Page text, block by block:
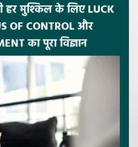
हर मुश्किल के लिए LUCK
OF CONTROL और
का पूरा विज्ञान